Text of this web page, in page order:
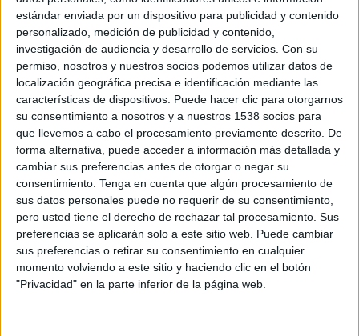
estándar enviada por un dispositivo para publicidad y contenido
personalizado, medición de publicidad y contenido,
investigación de audiencia y desarrollo de servicios. Con su
permiso, nosotros y nuestros socios podemos utilizar datos de
localización geográfica precisa e identificación mediante las
características de dispositivos. Puede hacer clic para otorgarnos
su consentimiento a nosotros y a nuestros 1538 socios para
que llevemos a cabo el procesamiento previamente descrito. De
forma alternativa, puede acceder a información más detallada y
cambiar sus preferencias antes de otorgar o negar su
consentimiento. Tenga en cuenta que algún procesamiento de
sus datos personales puede no requerir de su consentimiento,
pero usted tiene el derecho de rechazar tal procesamiento. Sus
preferencias se aplicarán solo a este sitio web. Puede cambiar
sus preferencias o retirar su consentimiento en cualquier
momento volviendo a este sitio y haciendo clic en el botón
"Privacidad" en la parte inferior de la página web.
todas las disciplinas delshopper marketing(publicidad, comunicación,shop
design, imagen de marca, editorial, packaging,PLV dinámico, área de
influencia). En esta nueva etapa, Paco Grande estará al frente como director
general de Labstore junto a José Luis Ruiz-Tapiador, responsable del
departamento de cuentas, y Daniel Pownall en el departamento creativo.
Marcas comoTelefónica Movistar, Foster’s Hollywood, Halcón Viajes, Blacberry,
GolT, G-Tech, Hoss Intropiao Fnacya venían confiando en Adstore sus
necesidades en materia de punto de venta. A ellas se han sumado ahora
Natural FenosayEroskien la nueva etapa.
IMPRIMIR